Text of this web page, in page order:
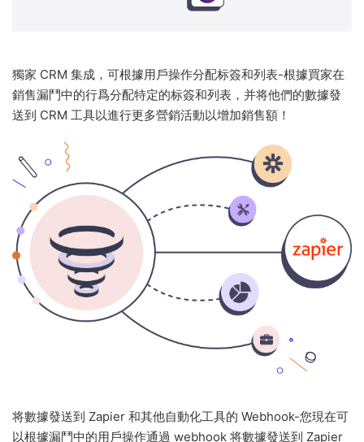
獨家 CRM 集成，可根據用戶操作分配标簽和列表-根據買家在
銷售漏鬥中的行爲分配特定的标簽和列表，并将他們的數據發
送到 CRM 工具以進行更多營銷活動以增加銷售額！
将數據發送到 Zapier 和其他自動化工具的 Webhook-您現在可
以根據漏鬥中的用戶操作通過 webhook 将數據發送到 Zapier